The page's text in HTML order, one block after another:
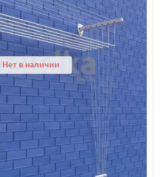
Нет в наличии